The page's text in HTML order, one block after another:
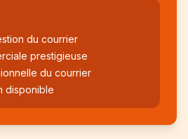
du courrier
prestigieuse
du courrier
disponible